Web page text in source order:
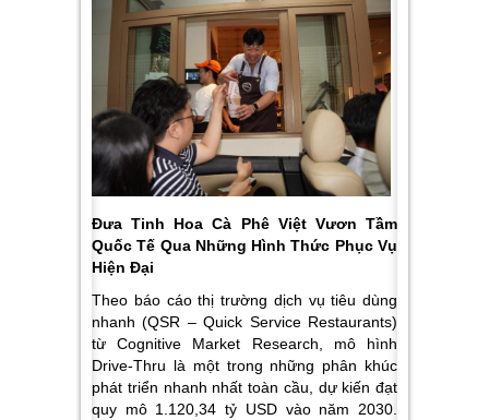
Đưa Tinh Hoa Cà Phê Việt Vươn Tầm
Quốc Tế Qua Những Hình Thức Phục Vụ
Hiện Đại
Theo báo cáo thị trường dịch vụ tiêu dùng
nhanh (QSR – Quick Service Restaurants)
từ Cognitive Market Research, mô hình
Drive-Thru là một trong những phân khúc
phát triển nhanh nhất toàn cầu, dự kiến đạt
quy mô 1.120,34 tỷ USD vào năm 2030.